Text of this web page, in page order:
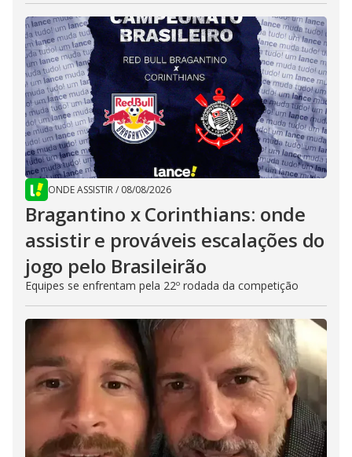
ONDE ASSISTIR/ 08/08/2026
Bragantino x Corinthians: onde
assistir e prováveis escalações do
jogo pelo Brasileirão
Equipes se enfrentam pela 22º rodada da competição